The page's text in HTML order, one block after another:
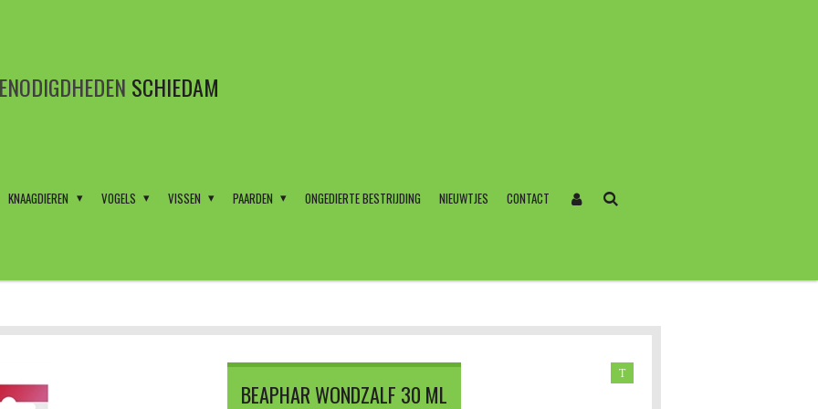
SCHIEDAM
KNAAGDIEREN VOGELS VISSEN PAARDEN ONGEDIERTE BESTRIJDING NIEUWTJES CONTACT
BEAPHAR WONDZALF 30 ML
T